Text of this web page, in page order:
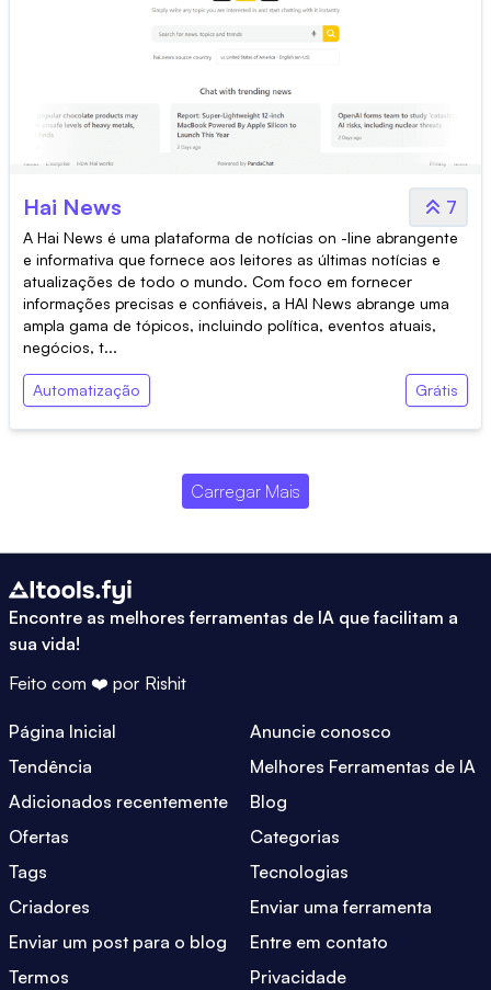
Hai News 7
A Hai News é uma plataforma de notícias on -line abrangente
e informativa que fornece aos leitores as últimas notícias e
atualizações de todo o mundo. Com foco em fornecer
informações precisas e confiáveis, a HAI News abrange uma
ampla gama de tópicos, incluindo política, eventos atuais,
negócios, t...
Automatização Grátis
Carregar Mais
Encontre as melhores ferramentas de IA que facilitam a
sua vida!
Feito com ❤️ por Rishit
Página Inicial
Anuncie conosco
Tendência
Melhores Ferramentas de IA
Adicionados recentemente
Blog
Ofertas
Categorias
Tags
Tecnologias
Criadores
Enviar uma ferramenta
Enviar um post para o blog
Entre em contato
Termos
Privacidade